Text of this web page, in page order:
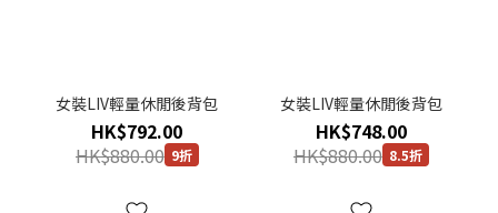
女裝LIV輕量休閒後背包
HK$792.00
HK$880.00 9折
女裝LIV輕量休閒後背包
HK$748.00
HK$880.00 8.5折